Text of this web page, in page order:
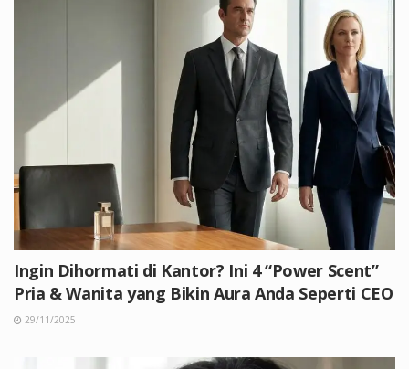
Ingin Dihormati di Kantor? Ini 4 “Power Scent”
Pria & Wanita yang Bikin Aura Anda Seperti CEO
29/11/2025